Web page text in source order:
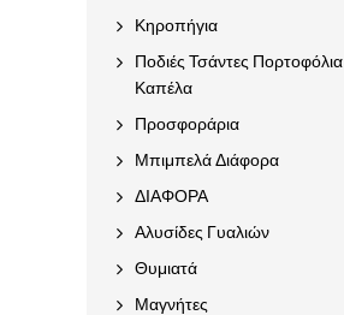
Κηροπήγια
Ποδιές Τσάντες Πορτοφόλια
Καπέλα
Προσφοράρια
Μπιμπελά Διάφορα
ΔΙΑΦΟΡΑ
Αλυσίδες Γυαλιών
Θυμιατά
Μαγνήτες